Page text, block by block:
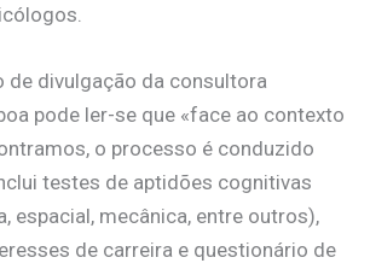
de divulgação da consultora
pode ler-se que «face ao contexto
o processo é conduzido
testes de aptidões cognitivas
espacial, mecânica, entre outros),
de carreira e questionário de